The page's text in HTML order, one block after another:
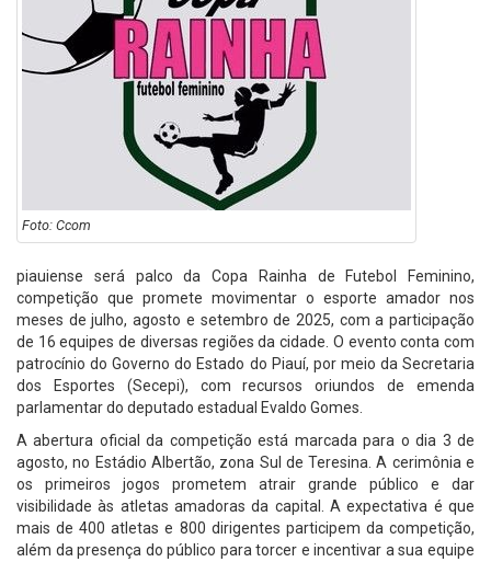
Foto: Ccom
piauiense será palco da Copa Rainha de Futebol Feminino,
competição que promete movimentar o esporte amador nos
meses de julho, agosto e setembro de 2025, com a participação
de 16 equipes de diversas regiões da cidade. O evento conta com
patrocínio do Governo do Estado do Piauí, por meio da Secretaria
dos Esportes (Secepi), com recursos oriundos de emenda
parlamentar do deputado estadual Evaldo Gomes.
A abertura oficial da competição está marcada para o dia 3 de
agosto, no Estádio Albertão, zona Sul de Teresina. A cerimônia e
os primeiros jogos prometem atrair grande público e dar
visibilidade às atletas amadoras da capital. A expectativa é que
mais de 400 atletas e 800 dirigentes participem da competição,
além da presença do público para torcer e incentivar a sua equipe